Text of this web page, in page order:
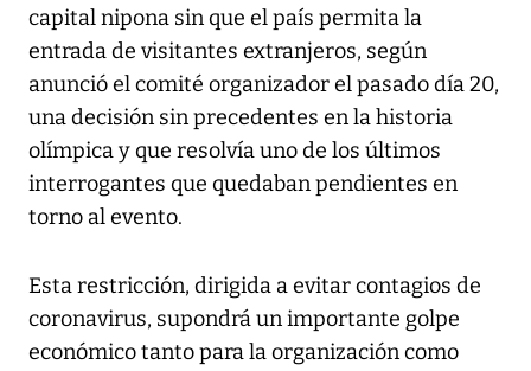
capital nipona sin que el país permita la
entrada de visitantes extranjeros, según
anunció el comité organizador el pasado día 20,
una decisión sin precedentes en la historia
olímpica y que resolvía uno de los últimos
interrogantes que quedaban pendientes en
torno al evento.
Esta restricción, dirigida a evitar contagios de
coronavirus, supondrá un importante golpe
económico tanto para la organización como